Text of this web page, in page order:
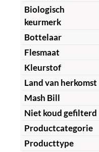
Biologisch
keurmerk
Bottelaar
Flesmaat
Kleurstof
Land van herkomst
Mash Bill
Niet koud gefilterd
Productcategorie
Producttype